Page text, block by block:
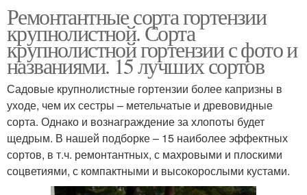
Ремонтантные сорта гортензии
крупнолистной. Сорта
крупнолистной гортензии с фото и
названиями. 15 лучших сортов
Садовые крупнолистные гортензии более капризны в
уходе, чем их сестры – метельчатые и древовидные
сорта. Однако и вознаграждение за хлопоты будет
щедрым. В нашей подборке – 15 наиболее эффектных
сортов, в т.ч. ремонтантных, с махровыми и плоскими
соцветиями, с компактными и высокорослыми кустами.